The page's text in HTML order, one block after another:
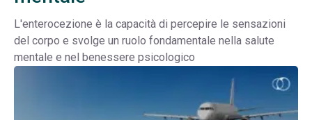
L'enterocezione è la capacità di percepire le sensazioni
del corpo e svolge un ruolo fondamentale nella salute
mentale e nel benessere psicologico